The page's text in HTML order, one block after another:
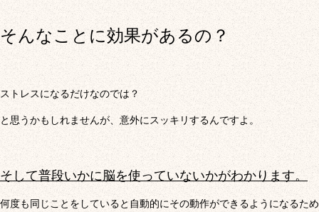
そんなことに効果があるの？
ストレスになるだけなのでは？
と思うかもしれませんが、意外にスッキリするんですよ。
そして普段いかに脳を使っていないかがわかります。
何度も同じことをしていると自動的にその動作ができるようになるため